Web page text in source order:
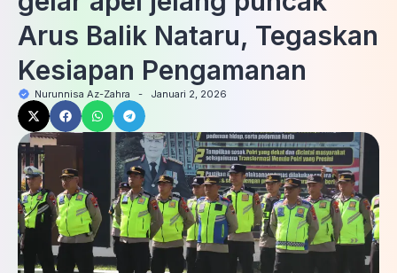
Arus Balik Nataru, Tegaskan
Kesiapan Pengamanan
Nurunnisa Az-Zahra - Januari 2, 2026